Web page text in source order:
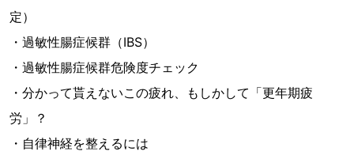
定）
・過敏性腸症候群（IBS）
・過敏性腸症候群危険度チェック
・分かって貰えないこの疲れ、もしかして「更年期疲
労」？
・自律神経を整えるには